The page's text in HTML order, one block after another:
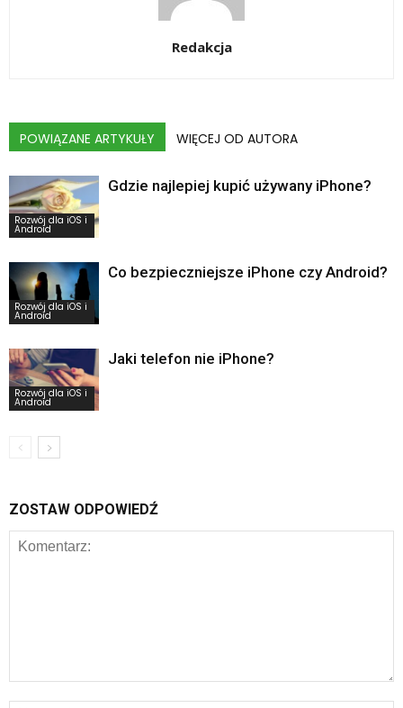
Redakcja
POWIĄZANE ARTYKUŁY WIĘCEJ OD AUTORA
Rozwój dla iOS i
Android
Gdzie najlepiej kupić używany iPhone?
Rozwój dla iOS i
Android
Co bezpieczniejsze iPhone czy Android?
Rozwój dla iOS i
Android
Jaki telefon nie iPhone?
ZOSTAW ODPOWIEDŹ